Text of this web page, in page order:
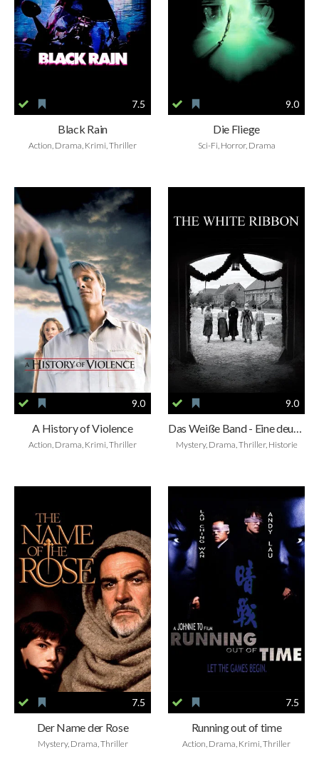
7.5
Black Rain
Action, Drama, Krimi, Thriller
9.0
Die Fliege
Sci-Fi, Horror, Drama
9.0
A History of Violence
Action, Drama, Krimi, Thriller
9.0
Das Weiße Band - Eine deutsche Kindergeschichte
Mystery, Drama, Thriller, Historie
7.5
Der Name der Rose
Mystery, Drama, Thriller
7.5
Running out of time
Action, Drama, Krimi, Thriller